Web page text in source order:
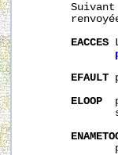
EACCES
EFAULT
ELOOP